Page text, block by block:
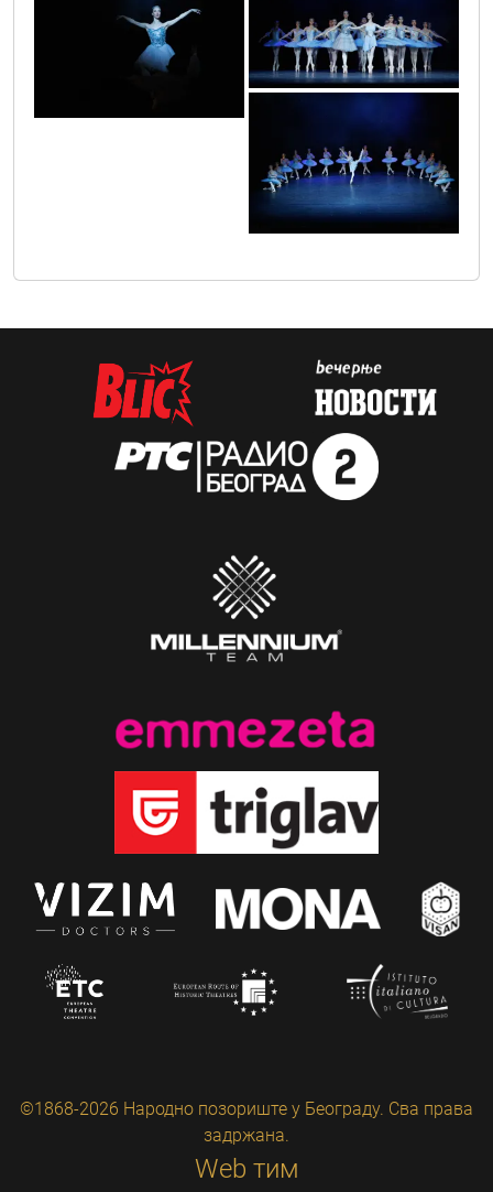
don_kihot_91
don_kihot_94
don_kihot_86
©1868-2026 Народно позориште у Београду. Сва права
задржана.
Web тим